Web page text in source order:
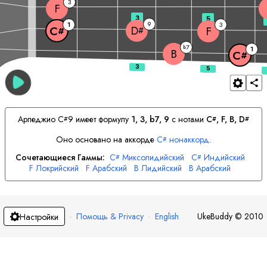
B b7
C# 1
C# 1 D# 9 F 3
F
3 5
Арпеджио C#9 имеет формулу 1, 3, b7, 9 с нотами C#, F, B, D#
Оно основано на аккорде C# нонаккорд.
Сочетающиеся Гаммы: C# Миксолидийский C# Индийский
F Локрийский F Арабский B Лидийский B Арабский
D# Минор D# Индийский
Настройки · Помощь & Privacy · English UkeBuddy © 2010